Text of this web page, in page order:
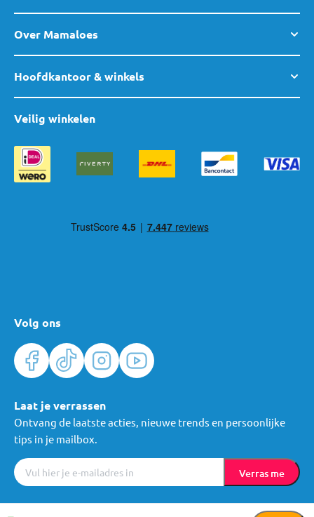
Over Mamaloes
Hoofdkantoor & winkels
Volg ons
Veilig winkelen
Laat je verrassen
Ontvang de laatste acties, nieuwe trends en persoonlijke
tips in je mailbox.
Verras me